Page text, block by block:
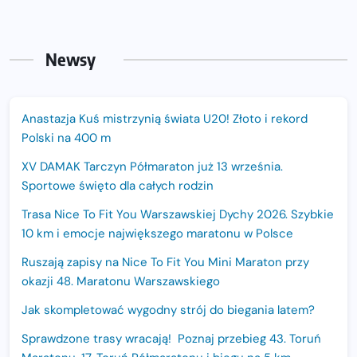
Newsy
Anastazja Kuś mistrzynią świata U20! Złoto i rekord
Polski na 400 m
XV DAMAK Tarczyn Półmaraton już 13 września.
Sportowe święto dla całych rodzin
Trasa Nice To Fit You Warszawskiej Dychy 2026. Szybkie
10 km i emocje największego maratonu w Polsce
Ruszają zapisy na Nice To Fit You Mini Maraton przy
okazji 48. Maratonu Warszawskiego
Jak skompletować wygodny strój do biegania latem?
Sprawdzone trasy wracają! Poznaj przebieg 43. Toruń